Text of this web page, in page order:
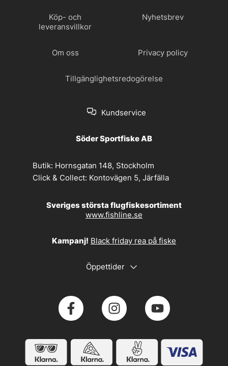
Köp- och
leveransvillkor
Nyhetsbrev
Om oss Privacy policy
Tillgänglighetsredogörelse
Kundservice
Söder Sportfiske AB
Butik: Hornsgatan 148, Stockholm
Click & Collect: Kontovägen 5, Järfälla
Sveriges största flugfiskesortiment
www.fishline.se
Kampanj! Black friday rea på fiske
Öppettider